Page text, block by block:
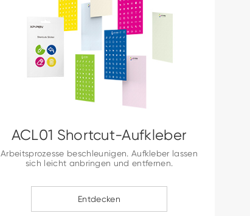
ACL01 Shortcut-Aufkleber
Arbeitsprozesse beschleunigen. Aufkleber lassen
sich leicht anbringen und entfernen.
Entdecken